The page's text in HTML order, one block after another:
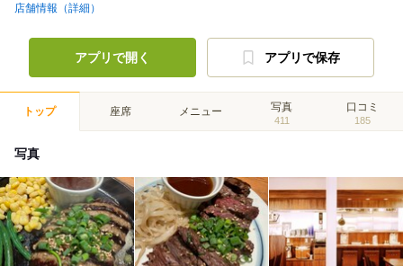
店舗情報（詳細）
アプリで開く アプリで保存
トップ 座席 メニュー 写真
411
口コミ
185
写真